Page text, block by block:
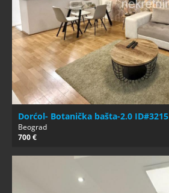
Dorćol- Botanička bašta-2.0 ID#3215
Beograd
700 €